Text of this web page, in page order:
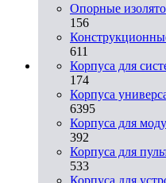
Опорные
156
611
Корпуса для
174
Корпуса
6395
Корпуса для
392
Корпуса для
533
Корпуса для